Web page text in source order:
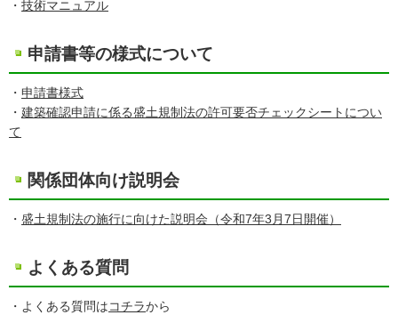
・ 技術マニュアル
申請書等の様式について
・ 申請書様式
・ 建築確認申請に係る盛土規制法の許可要否チェックシートについ
て
関係団体向け説明会
・ 盛土規制法の施行に向けた説明会（令和7年3月7日開催）
よくある質問
・よくある質問はコチラから